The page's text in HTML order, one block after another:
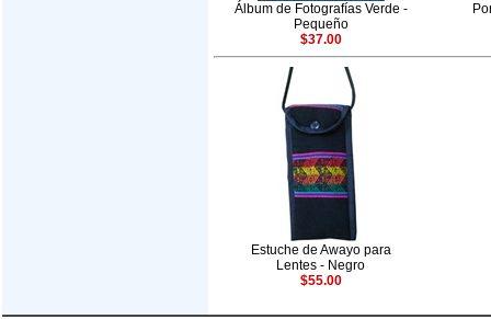
Álbum de Fotografías Verde -
Pequeño
$37.00
Estuche de Awayo para
Lentes - Negro
$55.00